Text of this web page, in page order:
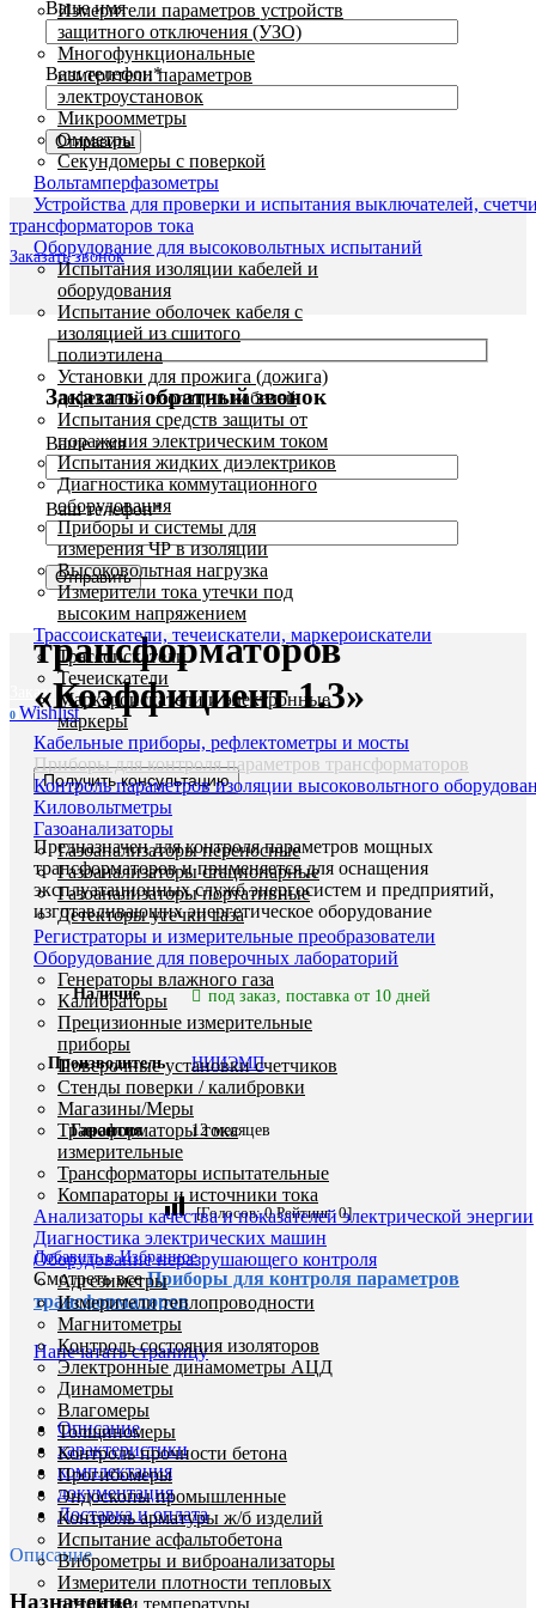
Ваше имя
Ваш телефон*
Заказать звонок
Заказать обратный звонок
Ваше имя
Ваш телефон*
Заказать звонок
0 Wishlist
Измерители параметров устройств
защитного отключения (УЗО)
Многофункциональные
измерители параметров
электроустановок
Микроомметры
Омметры
Секундомеры с поверкой
Вольтамперфазометры
Устройства для проверки и испытания выключателей,
трансформаторов тока
Оборудование для высоковольтных испытаний
Испытания изоляции кабелей и
оборудования
Испытание оболочек кабеля с
изоляцией из сшитого
полиэтилена
Установки для прожига (дожига)
дефектной изоляции кабелей
Испытания средств защиты от
поражения электрическим током
Испытания жидких диэлектриков
Диагностика коммутационного
оборудования
Приборы и системы для
измерения ЧР в изоляции
Высоковольтная нагрузка
Измерители тока утечки под
высоким напряжением
Трассоискатели, течеискатели, маркероискатели
Трассоискатели
Течеискатели
Маркероискатели и электронные
маркеры
Кабельные приборы, рефлектометры и мосты
Приборы для контроля параметров трансформаторов
Контроль параметров изоляции высоковольтного
Киловольтметры
Газоанализаторы
Газоанализаторы переносные
Газоанализаторы стационарные
Газоанализаторы портативные
Детекторы утечки газа
Регистраторы и измерительные преобразователи
Оборудование для поверочных лабораторий
Генераторы влажного газа
Калибраторы
Прецизионные измерительные
приборы
Поверочные установки счетчиков
Стенды поверки / калибровки
Магазины/Меры
Трансформаторы тока
измерительные
Трансформаторы испытательные
Компараторы и источники тока
Анализаторы качества и показателей электрической энергии
Диагностика электрических машин
Оборудование неразрушающего контроля
Адгезиметры
Измерители теплопроводности
Магнитометры
Контроль состояния изоляторов
Электронные динамометры АЦД
Динамометры
Влагомеры
Толщиномеры
Контроль прочности бетона
Прогибомеры
Эндоскопы промышленные
Контроль арматуры ж/б изделий
Испытание асфальтобетона
Виброметры и виброанализаторы
Измерители плотности тепловых
потоков и температуры
Увеличить
Измеритель параметров
трансформаторов
«Коэффициент 1.3»
Получить консультацию
Предназначен для контроля параметров мощных
трансформаторов и применяется для оснащения
эксплуатационных служб энергосистем и предприятий,
изготавливающих энергетическое оборудование
Наличие под заказ, поставка от 10 дней
Производитель НИИЭМП
Гарантия 12 месяцев
[Голосов:0Рейтинг:0]
Добавить в Избранное
Смотреть всеПриборы для контроля параметров
трансформаторов
Напечатать страницу
Описание
характеристики
комплектация
документация
Доставка и оплата
Описание
Назначение